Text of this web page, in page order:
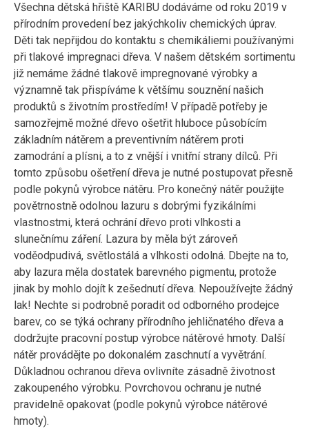
Všechna dětská hřiště KARIBU dodáváme od roku 2019 v
přírodním provedení bez jakýchkoliv chemických úprav.
Děti tak nepřijdou do kontaktu s chemikáliemi používanými
při tlakové impregnaci dřeva. V našem dětském sortimentu
již nemáme žádné tlakově impregnované výrobky a
významně tak přispíváme k většímu souznění našich
produktů s životním prostředím! V případě potřeby je
samozřejmě možné dřevo ošetřit hluboce působícím
základním nátěrem a preventivním nátěrem proti
zamodrání a plísni, a to z vnější i vnitřní strany dílců. Při
tomto způsobu ošetření dřeva je nutné postupovat přesně
podle pokynů výrobce nátěru. Pro konečný nátěr použijte
povětrnostně odolnou lazuru s dobrými fyzikálními
vlastnostmi, která ochrání dřevo proti vlhkosti a
slunečnímu záření. Lazura by měla být zároveň
voděodpudivá, světlostálá a vlhkosti odolná. Dbejte na to,
aby lazura měla dostatek barevného pigmentu, protože
jinak by mohlo dojít k zešednutí dřeva. Nepoužívejte žádný
lak! Nechte si podrobně poradit od odborného prodejce
barev, co se týká ochrany přírodního jehličnatého dřeva a
dodržujte pracovní postup výrobce nátěrové hmoty. Další
nátěr provádějte po dokonalém zaschnutí a vyvětrání.
Důkladnou ochranou dřeva ovlivníte zásadně životnost
zakoupeného výrobku. Povrchovou ochranu je nutné
pravidelně opakovat (podle pokynů výrobce nátěrové
hmoty).